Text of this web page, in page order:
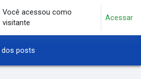
pesquisa
Você acessou como
visitante
Acessar
dos posts